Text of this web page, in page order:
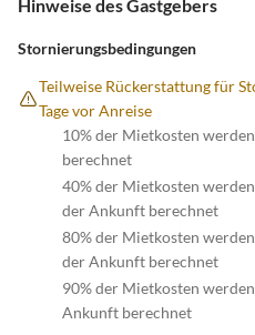
Hinweise des Gastgebers
Stornierungsbedingungen
Teilweise Rückerstattung für
Tage vor Anreise
10% der Mietkosten
berechnet
40% der Mietkosten
der Ankunft berechnet
80% der Mietkosten
der Ankunft berechnet
90% der Mietkosten
Ankunft berechnet